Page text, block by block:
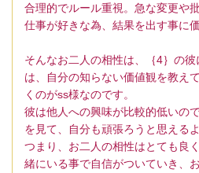
合理的でルール重視。急な変更や
仕事が好きな為、結果を出す事に
そんなお二人の相性は、｛4｝の
は、自分の知らない価値観を教え
くのがss様なのです。
彼は他人への興味が比較的低いの
を見て、自分も頑張ろうと思えるよ
つまり、お二人の相性はとても良
緒にいる事で自信がついていき、